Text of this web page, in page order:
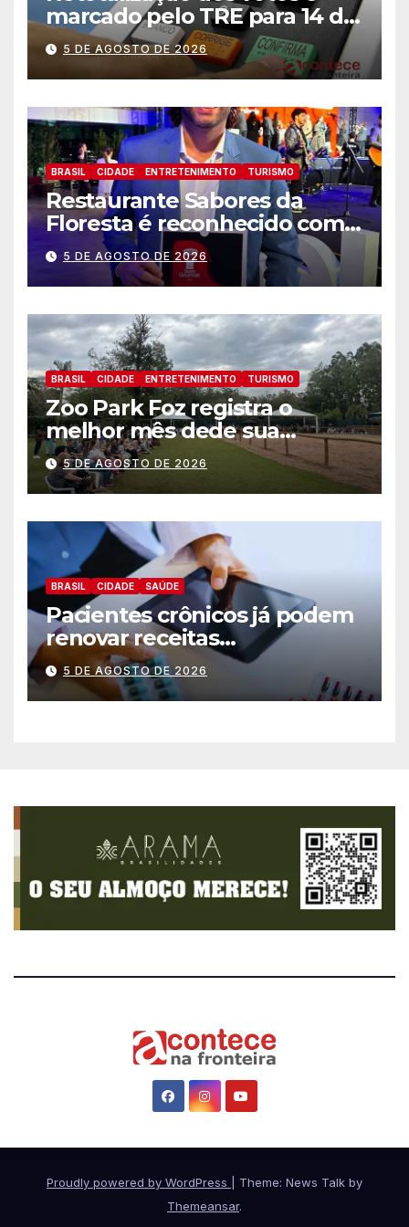
marcado pelo TRE para 14 de
agosto
5 DE AGOSTO DE 2026
BRASIL CIDADE ENTRETENIMENTO TURISMO
Restaurante Sabores da
Floresta é reconhecido como
um dos Lugares Imperdíveis
de Foz do Iguaçu
5 DE AGOSTO DE 2026
BRASIL CIDADE ENTRETENIMENTO TURISMO
Zoo Park Foz registra o
melhor mês dede sua
inauguração
5 DE AGOSTO DE 2026
BRASIL CIDADE SAÚDE
Pacientes crônicos já podem
renovar receitas
automaticamente pelo
aplicativo da Prefeitura
5 DE AGOSTO DE 2026
Proudly powered by WordPress
Theme: News Talk by
Themeansar.